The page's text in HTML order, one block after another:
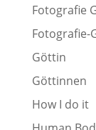
Fotografie
Fotografie-
Göttin
Göttinnen
How I do it